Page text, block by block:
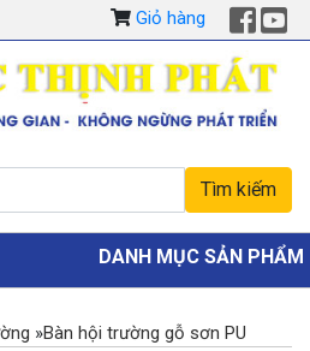
Giỏ hàng
DANH MỤC SẢN PHẨM
»Bàn hội trường gỗ sơn PU